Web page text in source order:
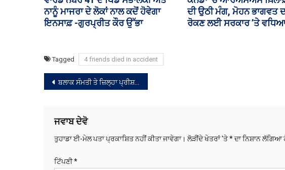
ਦਿੱਲੀ ਕਮੇਟੀ ਪ੍ਰਬੰਧਕ ਸਿਆਸੀ
ਬਿਆਨਬਾਜ਼ੀ ਵਿੱਚ ਮਸਤ: ਪਰਮਜੀਤ
ਹੋਇਆ ਲੋਕ ਅਰਪਣ
Tagged 4 friends died in accident
ਸੰਪਾਦਨਾ
ਬਲਾਕ ਸੰਮਤੀ ਤੇ ਜ਼ਿਲ੍ਹਾ ਪ੍ਰੀਸ਼ਦ ਵੋਟਾਂ ਦੀ ਗਿਣਤੀ ਜਾਰੀ, ਕਈ ਥਾਈਂ ਹੰਗਾਮੇ ਦੀਆਂ ਖ਼ਬਰਾਂ
ਜਵਾਬ ਦੇਵੋ
ਤੁਹਾਡਾ ਈ-ਮੇਲ ਪਤਾ ਪ੍ਰਕਾਸ਼ਿਤ ਨਹੀਂ ਕੀਤਾ ਜਾਵੇਗਾ। ਲੋੜੀਂਦੇ ਖੇਤਰਾਂ 'ਤੇ*ਦਾ ਨਿਸ਼ਾਨ
ਟਿੱਪਣੀ*